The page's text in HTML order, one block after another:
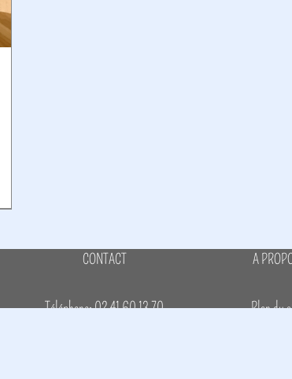
CONTACT
Téléphone: 02 41 60 13 70
A
Plan du